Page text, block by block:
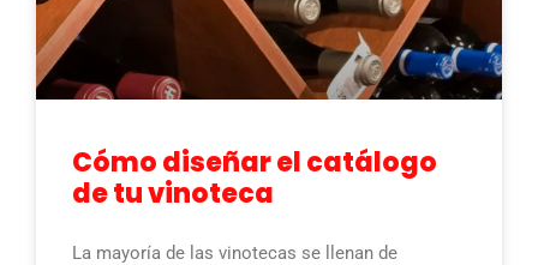
Cómo diseñar el catálogo
de tu vinoteca
La mayoría de las vinotecas se llenan de